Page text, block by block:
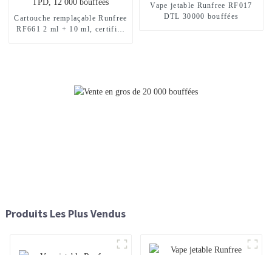
Cartouche remplaçable Runfree
RF661 2 ml + 10 ml, certifiée
Vape jetable Runfree RF017
DTL 30000 bouffées
Produits Les Plus Vendus